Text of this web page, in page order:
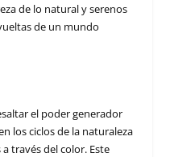
de lo natural y serenos
de un mundo
el poder generador
los ciclos de la naturaleza
través del color. Este